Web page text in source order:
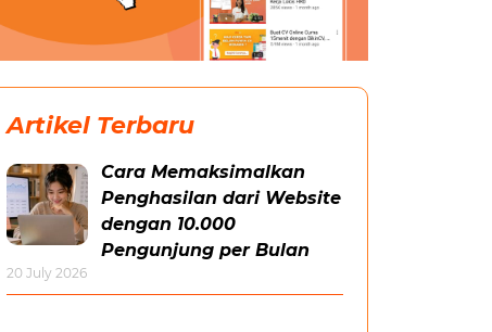
Artikel Terbaru
Cara Memaksimalkan
Penghasilan dari Website
dengan 10.000
Pengunjung per Bulan
20 July 2026